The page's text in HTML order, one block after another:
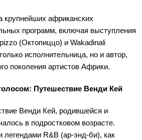
крупнейших африканских
программ, включая выступления
(Октопиццо) и Wakadinali
исполнительница, но и автор,
поколения артистов Африки.
Путешествие Венди Кей
Венди Кей, родившейся и
в подростковом возрасте.
легендами R&B (ар-энд-би), как